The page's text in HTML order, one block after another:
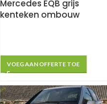
Mercedes EQB grijs
kenteken ombouw
VOEG AAN OFFERTE TOE